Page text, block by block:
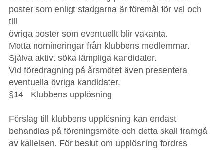
poster som enligt stadgarna är föremål för val och
till
övriga poster som eventuellt blir vakanta.
Motta nomineringar från klubbens medlemmar.
Själva aktivt söka lämpliga kandidater.
Vid föredragning på årsmötet även presentera
eventuella övriga kandidater.
§14 Klubbens upplösning
Förslag till klubbens upplösning kan endast
behandlas på föreningsmöte och detta skall framgå
av kallelsen. För beslut om upplösning fordras